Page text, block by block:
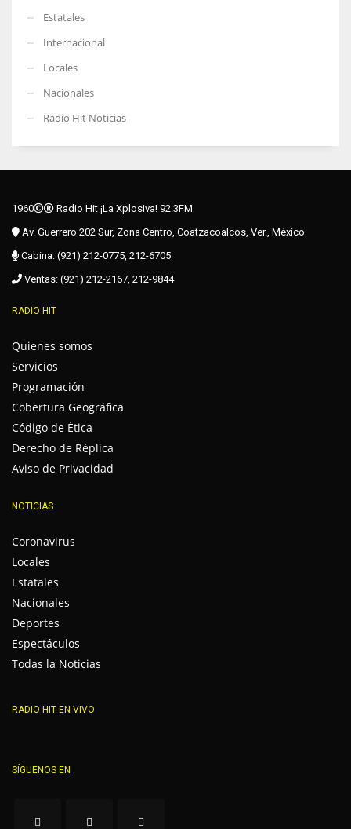
Estatales
Internacional
Locales
Nacionales
Radio Hit Noticias
1960
Radio Hit ¡La Xplosiva! 92.3FM
Av. Guerrero 202 Sur, Zona Centro, Coatzacoalcos, Ver., México
Cabina: (921) 212-0775, 212-6705
Ventas: (921) 212-2167, 212-9844
RADIO HIT
Quienes somos
Servicios
Programación
Cobertura Geográfica
Código de Ética
Derecho de Réplica
Aviso de Privacidad
NOTICIAS
Coronavirus
Locales
Estatales
Nacionales
Deportes
Espectáculos
Todas la Noticias
RADIO HIT EN VIVO
SÍGUENOS EN